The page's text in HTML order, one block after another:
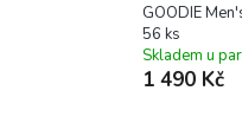
GOODIE
56 ks
Skladem u
1 490 Kč